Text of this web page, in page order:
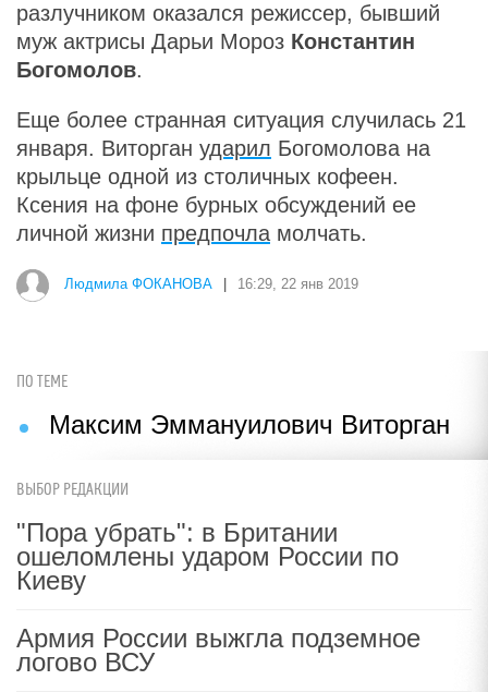
разлучником оказался режиссер, бывший
муж актрисы Дарьи Мороз Константин
Богомолов.
Еще более странная ситуация случилась 21
января. Виторган ударил Богомолова на
крыльце одной из столичных кофеен.
Ксения на фоне бурных обсуждений ее
личной жизни предпочла молчать.
Людмила ФОКАНОВА 16:29, 22 янв 2019
ПО ТЕМЕ
Максим Эммануилович Виторган
ВЫБОР РЕДАКЦИИ
"Пора убрать": в Британии
ошеломлены ударом России по
Киеву
Армия России выжгла подземное
логово ВСУ